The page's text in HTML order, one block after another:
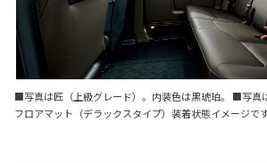
■写真は匠（上級グレード）。内装色は黒琥珀。 ■写真
フロアマット（デラックスタイプ）装着状態イメージです